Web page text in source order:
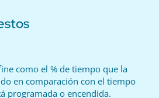
como el % de tiempo que la
en comparación con el tiempo
programada o encendida.